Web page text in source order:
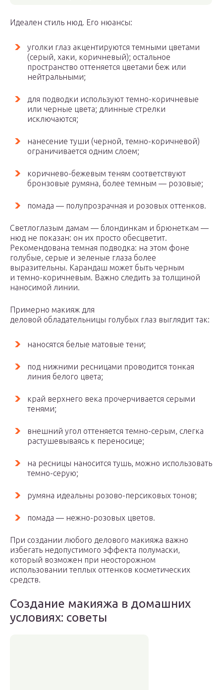
Идеален стиль нюд. Его нюансы:
уголки глаз акцентируются темными цветами
(серый, хаки, коричневый); остальное
пространство оттеняется цветами беж или
нейтральными;
для подводки используют темно-коричневые
или черные цвета; длинные стрелки
исключаются;
нанесение туши (черной, темно-коричневой)
ограничивается одним слоем;
коричнево-бежевым теням соответствуют
бронзовые румяна, более темным — розовые;
помада — полупрозрачная и розовых оттенков.
Светлоглазым дамам — блондинкам и брюнеткам —
нюд не показан: он их просто обесцветит.
Рекомендована темная подводка: на этом фоне
голубые, серые и зеленые глаза более
выразительны. Карандаш может быть черным
и темно-коричневым. Важно следить за толщиной
наносимой линии.
Примерно макияж для
деловой обладательницы голубых глаз выглядит так:
наносятся белые матовые тени;
под нижними ресницами проводится тонкая
линия белого цвета;
край верхнего века прочерчивается серыми
тенями;
внешний угол оттеняется темно-серым, слегка
растушевываясь к переносице;
на ресницы наносится тушь, можно использовать
темно-серую;
румяна идеальны розово-персиковых тонов;
помада — нежно-розовых цветов.
При создании любого делового макияжа важно
избегать недопустимого эффекта полумаски,
который возможен при неосторожном
использовании теплых оттенков косметических
средств.
Создание макияжа в домашних
условиях: советы